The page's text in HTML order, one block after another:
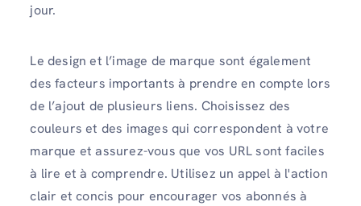
jour.
Le design et l’image de marque sont également
des facteurs importants à prendre en compte lors
de l’ajout de plusieurs liens. Choisissez des
couleurs et des images qui correspondent à votre
marque et assurez-vous que vos URL sont faciles
à lire et à comprendre. Utilisez un appel à l'action
clair et concis pour encourager vos abonnés à